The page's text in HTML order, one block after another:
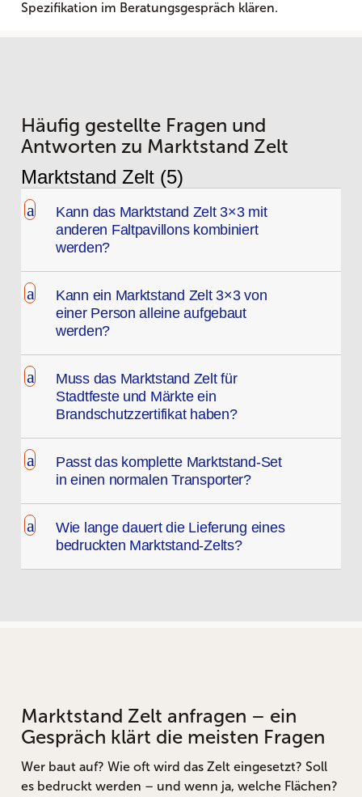
Spezifikation im Beratungsgespräch klären.
Häufig gestellte Fragen und
Antworten zu Marktstand Zelt
Marktstand Zelt (5)
a
Kann das Marktstand Zelt 3×3 mit
anderen Faltpavillons kombiniert
werden?
a
Kann ein Marktstand Zelt 3×3 von
einer Person alleine aufgebaut
werden?
a
Muss das Marktstand Zelt für
Stadtfeste und Märkte ein
Brandschutzzertifikat haben?
a
Passt das komplette Marktstand-Set
in einen normalen Transporter?
a
Wie lange dauert die Lieferung eines
bedruckten Marktstand-Zelts?
Marktstand Zelt anfragen – ein
Gespräch klärt die meisten Fragen
Wer baut auf? Wie oft wird das Zelt eingesetzt? Soll
es bedruckt werden – und wenn ja, welche Flächen?